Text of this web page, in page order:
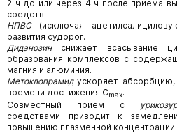
2 ч до или через 4 ч после приема
средств.
НПВС(исключая
развития судорог.
Диданозин снижает всасывание
образования комплексов с
магния и алюминия.
Метоклопрамидускоряет абсорбцию,
времени достижения Cmax.
Совместный прием с
средствами приводит к
повышению плазменной